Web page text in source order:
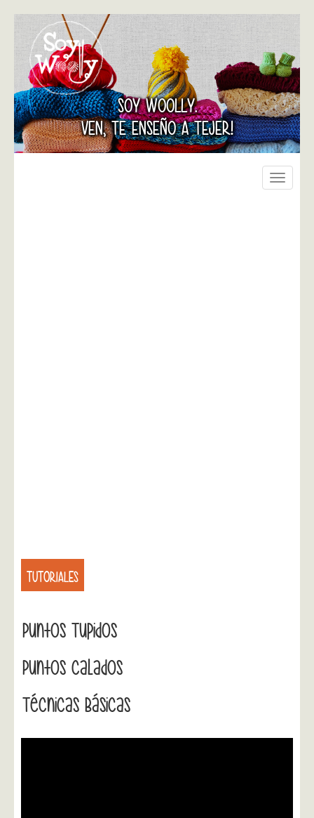
SOY WOOLLY.
VEN, TE ENSEÑO A TEJER!
Toggle
TUTORIALES
Puntos Tupidos
Puntos Calados
Técnicas Básicas